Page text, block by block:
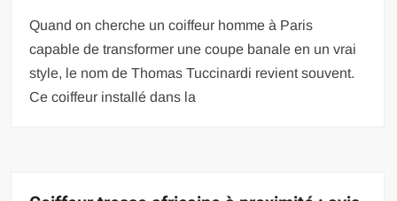
Quand on cherche un coiffeur homme à Paris
capable de transformer une coupe banale en un vrai
style, le nom de Thomas Tuccinardi revient souvent.
Ce coiffeur installé dans la